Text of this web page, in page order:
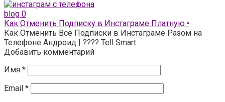
blog 0
Как Отменить Подписку в Инстаграме Платную •
Как Отменить Все Подписки в Инстаграме Разом на
Телефоне Андроид | ???? Tell Smart
Добавить комментарий
Имя *
Email *